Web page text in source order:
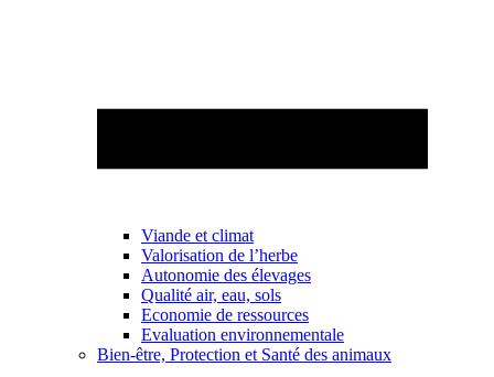
Viande et climat
Valorisation de l’herbe
Autonomie des élevages
Qualité air, eau, sols
Economie de ressources
Evaluation environnementale
Bien-être, Protection et Santé des animaux